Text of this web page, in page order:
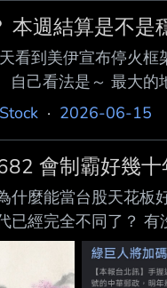
本週結算是不是
看到美伊宣布停火
自己看法是～ 最大
覺本週台指結算是不
· 2026-06-15
會制霸好幾十
什麼能當台股天花板
已經完全不同了？ 有